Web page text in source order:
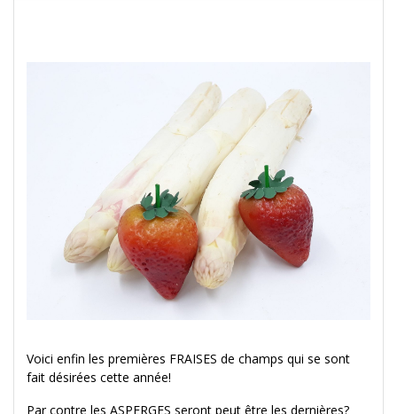
Voici enfin les premières FRAISES de champs qui se sont
fait désirées cette année!
Par contre les ASPERGES seront peut être les dernières?